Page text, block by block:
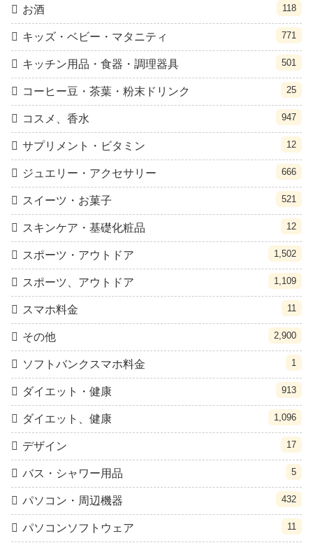
お酒 118
キッズ・ベビー・マタニティ 771
キッチン用品・食器・調理器具 501
コーヒー豆・茶葉・粉末ドリンク 25
コスメ、香水 947
サプリメント・ビタミン 12
ジュエリー・アクセサリー 666
スイーツ・お菓子 521
スキンケア・基礎化粧品 12
スポーツ・アウトドア 1,502
スポーツ、アウトドア 1,109
スマホ料金 11
その他 2,900
ソフトバンクスマホ料金 1
ダイエット・健康 913
ダイエット、健康 1,096
デザイン 17
バス・シャワー用品 5
パソコン・周辺機器 432
パソコンソフトウェア 11